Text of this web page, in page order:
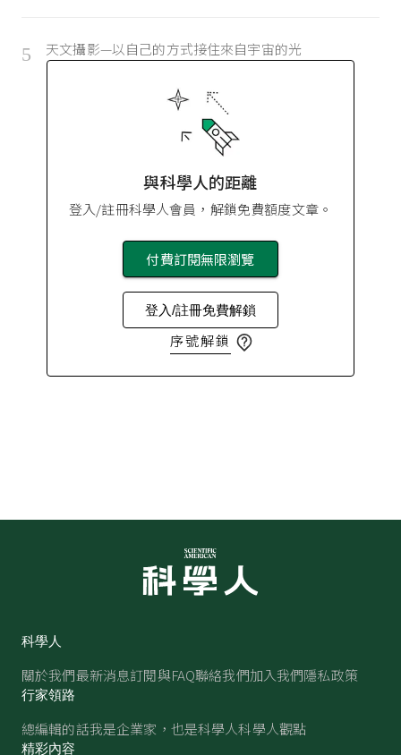
5 天文攝影—以自己的方式接住來自宇宙的光
與科學人的距離
登入/註冊科學人會員，解鎖免費額度文章。
付費訂閱無限瀏覽
登入/註冊免費解鎖
序號解鎖
科學人
關於我們最新消息訂閱與FAQ聯絡我們加入我們隱私政策
行家領路
總編輯的話我是企業家，也是科學人科學人觀點
精彩內容